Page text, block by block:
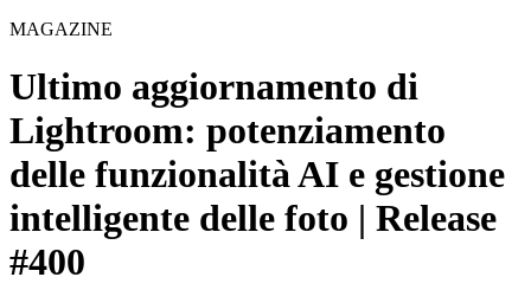
MAGAZINE
Ultimo aggiornamento di
Lightroom: potenziamento
delle funzionalità AI e gestione
intelligente delle foto | Release
#400